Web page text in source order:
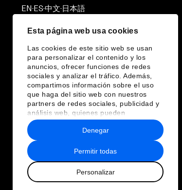
Esta página web usa cookies
Las cookies de este sitio web se usan
para personalizar el contenido y los
anuncios, ofrecer funciones de redes
sociales y analizar el tráfico. Además,
compartimos información sobre el uso
que haga del sitio web con nuestros
partners de redes sociales, publicidad y
análisis web, quienes pueden
combinarla con otra información que les
haya proporcionado o que hayan
recopilado a partir del uso que haya
hecho de sus servicios.
Permitir todas
Personalizar
Denegar
EN ▪ ES▪中文▪ 日本語